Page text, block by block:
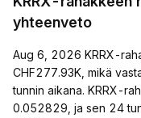
yhteenveto
Aug 6, 2026 KRRX-
CHF277.93K, mikä
tunnin aikana. KRRX-
0.052829, ja sen 24